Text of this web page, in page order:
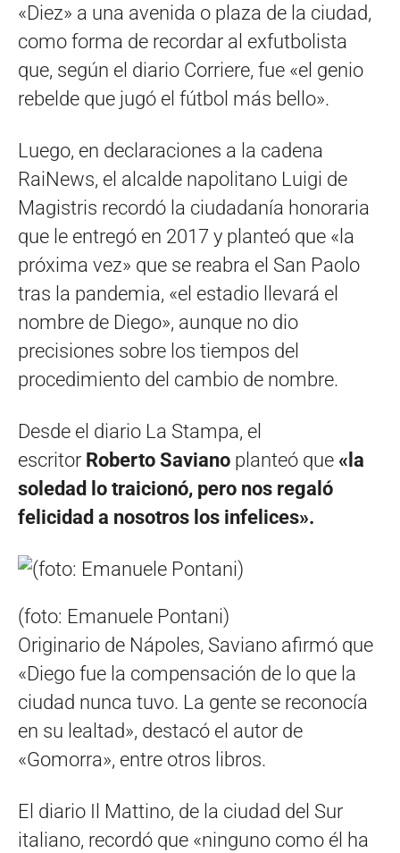
«Diez» a una avenida o plaza de la ciudad,
como forma de recordar al exfutbolista
que, según el diario Corriere, fue «el genio
rebelde que jugó el fútbol más bello».
Luego, en declaraciones a la cadena
RaiNews, el alcalde napolitano Luigi de
Magistris recordó la ciudadanía honoraria
que le entregó en 2017 y planteó que «la
próxima vez» que se reabra el San Paolo
tras la pandemia, «el estadio llevará el
nombre de Diego», aunque no dio
precisiones sobre los tiempos del
procedimiento del cambio de nombre.
Desde el diario La Stampa, el
escritor Roberto Saviano planteó que «la
soledad lo traicionó, pero nos regaló
felicidad a nosotros los infelices».
(foto: Emanuele Pontani)
Originario de Nápoles, Saviano afirmó que
«Diego fue la compensación de lo que la
ciudad nunca tuvo. La gente se reconocía
en su lealtad», destacó el autor de
«Gomorra», entre otros libros.
El diario Il Mattino, de la ciudad del Sur
italiano, recordó que «ninguno como él ha